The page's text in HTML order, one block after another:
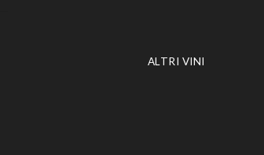
ALTRI VINI